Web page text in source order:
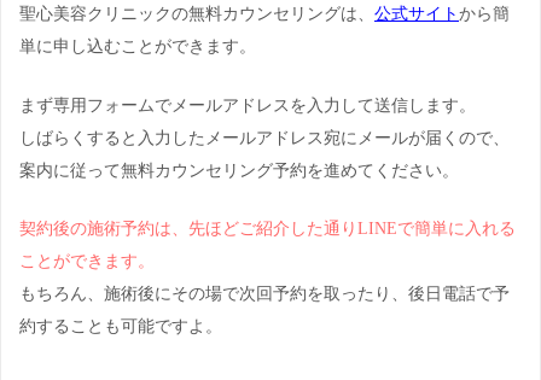
聖心美容クリニックの無料カウンセリングは、 公式サイトから簡
単に申し込むことができます。
まず専用フォームでメールアドレスを入力して送信します。
しばらくすると入力したメールアドレス宛にメールが届くので、
案内に従って無料カウンセリング予約を進めてください。
契約後の施術予約は、先ほどご紹介した通りLINEで簡単に入れる
ことができます。
もちろん、施術後にその場で次回予約を取ったり、後日電話で予
約することも可能ですよ。